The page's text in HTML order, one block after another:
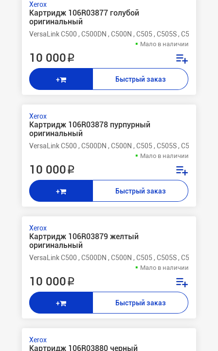
Xerox
Картридж 106R03877 голубой
оригинальный
VersaLink C500 , C500DN , C500N , C505 , C505S , C505X
Мало в наличии
10 000 ₽
+ Быстрый заказ
Xerox
Картридж 106R03878 пурпурный
оригинальный
VersaLink C500 , C500DN , C500N , C505 , C505S , C505X
Мало в наличии
10 000 ₽
+ Быстрый заказ
Xerox
Картридж 106R03879 желтый
оригинальный
VersaLink C500 , C500DN , C500N , C505 , C505S , C505X
Мало в наличии
10 000 ₽
+ Быстрый заказ
Xerox
Картридж 106R03880 черный